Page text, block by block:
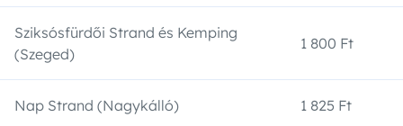
Sziksósfürdői Strand és Kemping
(Szeged)
1 800 Ft
Nap Strand (Nagykálló) 1 825 Ft